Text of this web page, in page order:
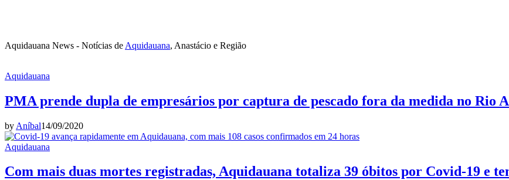
Aquidauana News - Notícias de Aquidauana, Anastácio e Região
Aquidauana
PMA prende dupla de empresários por captura de pescado fora da medida no Rio
by Aníbal14/09/2020
Aquidauana
Com mais duas mortes registradas, Aquidauana totaliza 39 óbitos por Covid-19 e